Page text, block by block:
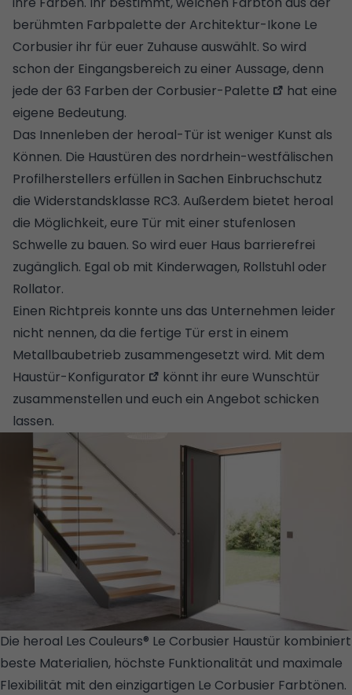
berühmten Farbpalette der Architektur-Ikone Le
Corbusier ihr für euer Zuhause auswählt. So wird
schon der Eingangsbereich zu einer Aussage, denn
jede der 63 Farben der Corbusier-Palette
hat eine
eigene Bedeutung.
Das Innenleben der heroal-Tür ist weniger Kunst als
Können. Die Haustüren des nordrhein-westfälischen
Profilherstellers erfüllen in Sachen Einbruchschutz
die Widerstandsklasse RC3. Außerdem bietet heroal
die Möglichkeit, eure Tür mit einer stufenlosen
Schwelle zu bauen. So wird euer Haus barrierefrei
zugänglich. Egal ob mit Kinderwagen, Rollstuhl oder
Rollator.
Einen Richtpreis konnte uns das Unternehmen leider
nicht nennen, da die fertige Tür erst in einem
Metallbaubetrieb zusammengesetzt wird. Mit dem
Haustür-Konfigurator
könnt ihr eure Wunschtür
zusammenstellen und euch ein Angebot schicken
lassen.
Die heroal Les Couleurs® Le Corbusier Haustür kombiniert
beste Materialien, höchste Funktionalität und maximale
Flexibilität mit den einzigartigen Le Corbusier Farbtönen.